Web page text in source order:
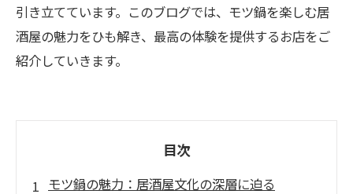
引き立てています。このブログでは、モツ鍋を楽しむ居
酒屋の魅力をひも解き、最高の体験を提供するお店をご
紹介していきます。
目次
モツ鍋の魅力：居酒屋文化の深層に迫る